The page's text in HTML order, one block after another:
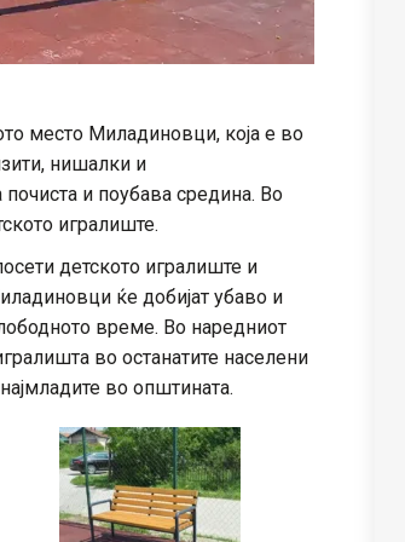
место Миладиновци, која е во
нишалки и
почиста и поубава средина. Во
игралиште.
детското игралиште и
ќе добијат убаво и
време. Во наредниот
во останатите населени
во општината.